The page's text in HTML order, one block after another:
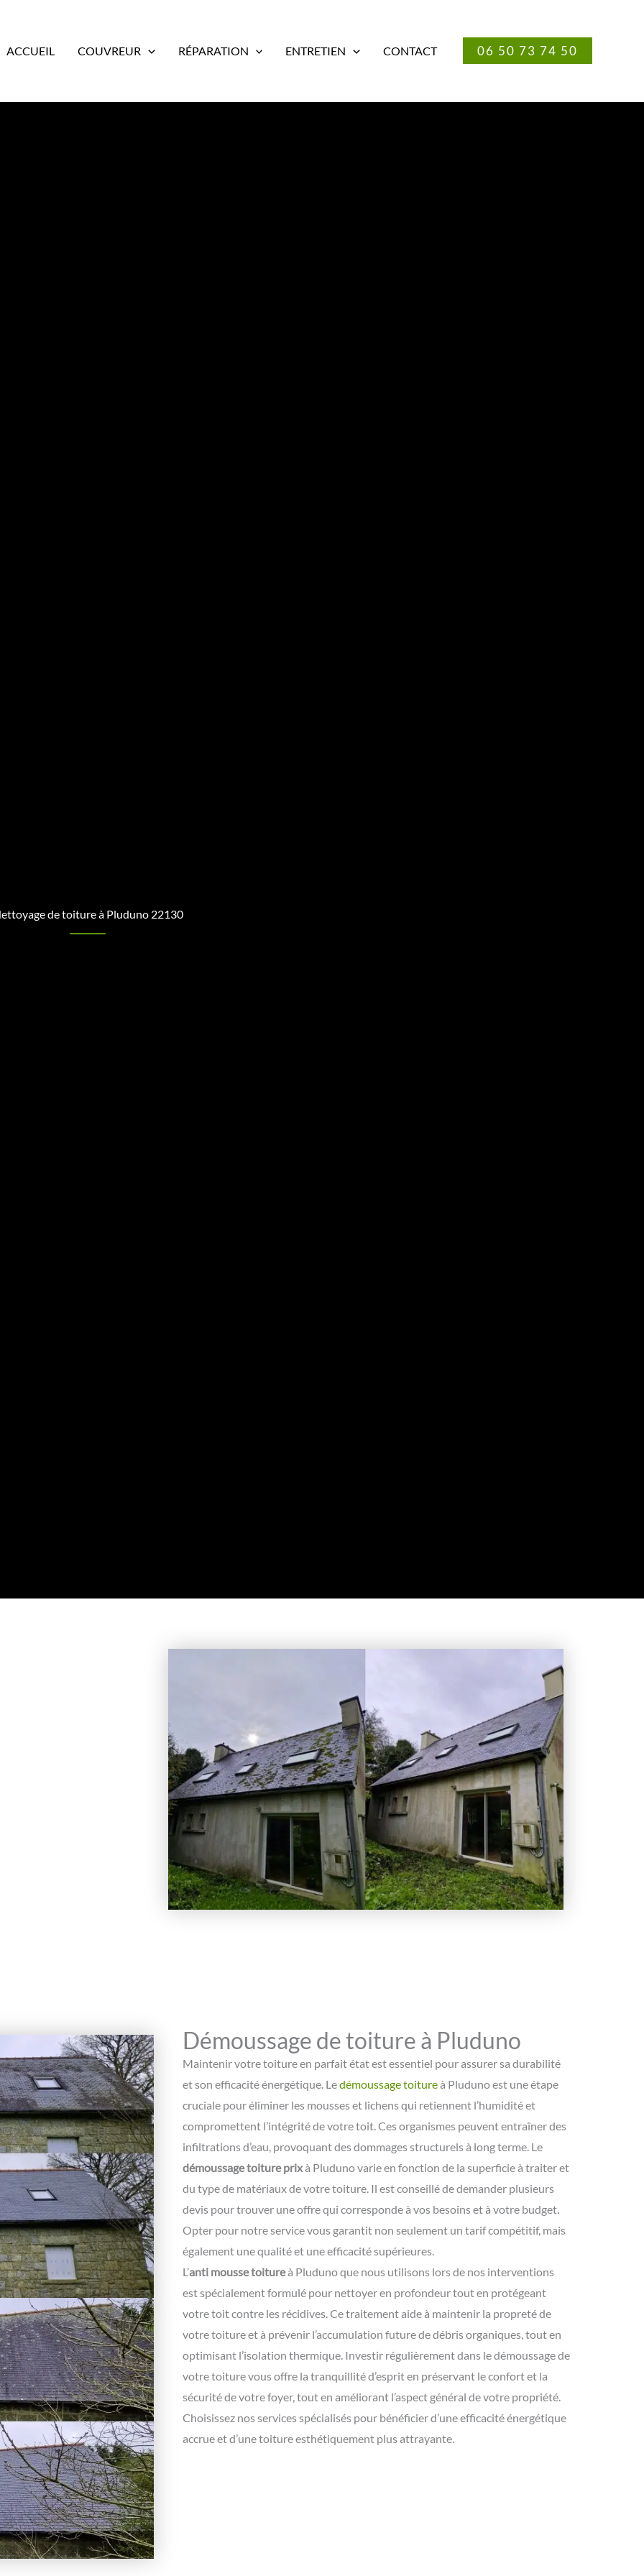
ACCUEIL COUVREUR RÉPARATION ENTRETIEN CONTACT 06 50 73 74 50
de toiture à Pluduno 22130
Démoussage de toiture à Pluduno
Maintenir votre toiture en parfait état est essentiel pour assurer sa durabilité
et son efficacité énergétique. Ledémoussage toitureà Pluduno est une étape
cruciale pour éliminer les mousses et lichens qui retiennent l’humidité et
compromettent l’intégrité de votre toit. Ces organismes peuvent entraîner des
infiltrations d’eau, provoquant des dommages structurels à long terme. Le
démoussage toiture prixà Pluduno varie en fonction de la superficie à traiter et
du type de matériaux de votre toiture. Il est conseillé de demander plusieurs
devis pour trouver une offre qui corresponde à vos besoins et à votre budget.
Opter pour notre service vous garantit non seulement un tarif compétitif, mais
également une qualité et une efficacité supérieures.
L’anti mousse toitureà Pluduno que nous utilisons lors de nos interventions
est spécialement formulé pour nettoyer en profondeur tout en protégeant
votre toit contre les récidives. Ce traitement aide à maintenir la propreté de
votre toiture et à prévenir l’accumulation future de débris organiques, tout en
optimisant l’isolation thermique. Investir régulièrement dans le démoussage de
votre toiture vous offre la tranquillité d’esprit en préservant le confort et la
sécurité de votre foyer, tout en améliorant l’aspect général de votre propriété.
Choisissez nos services spécialisés pour bénéficier d’une efficacité énergétique
accrue et d’une toiture esthétiquement plus attrayante.